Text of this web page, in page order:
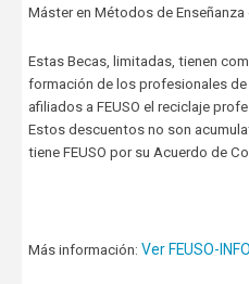
Máster en Métodos de Enseñanza
Estas Becas, limitadas, tienen
formación de los profesionales
afiliados a FEUSO el reciclaje
Estos descuentos no son
tiene FEUSO por su Acuerdo de
Más información: Ver FEUSO-